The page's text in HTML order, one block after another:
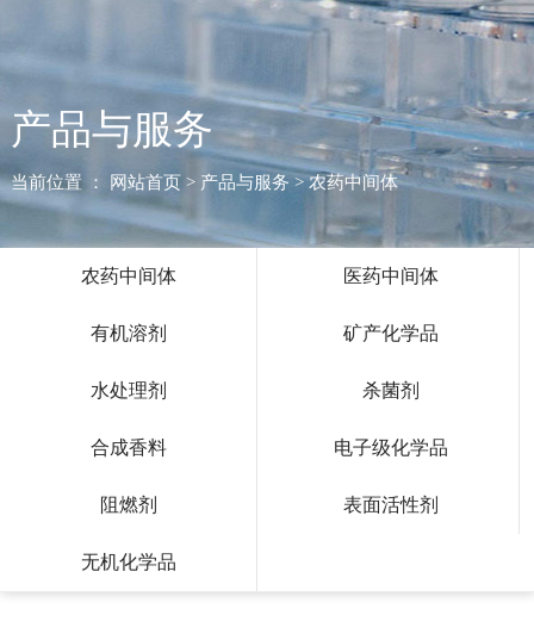
产品与服务
当前位置 ： 网站首页> 产品与服务 > 农药中间体
农药中间体 医药中间体
有机溶剂 矿产化学品
水处理剂 杀菌剂
合成香料 电子级化学品
阻燃剂 表面活性剂
无机化学品